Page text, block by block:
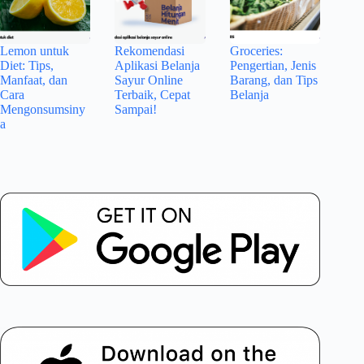
Lemon untuk
Diet: Tips,
Manfaat, dan
Cara
Mengonsumsiny
a
Rekomendasi
Aplikasi Belanja
Sayur Online
Terbaik, Cepat
Sampai!
Groceries:
Pengertian, Jenis
Barang, dan Tips
Belanja